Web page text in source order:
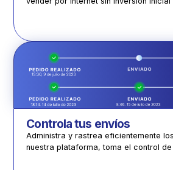
Controla tus envíos
Administra y rastrea eficientemente
nuestra plataforma, toma el control de